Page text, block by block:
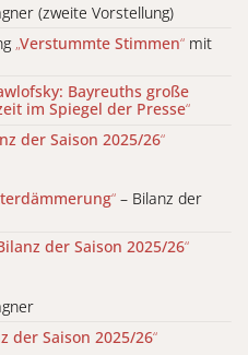
(zweite Vorstellung)
„Verstummte Stimmen“ mit
Bayreuths große
im Spiegel der Presse“
der Saison 2025/26“
“ – Bilanz der
der Saison 2025/26“
der Saison 2025/26“